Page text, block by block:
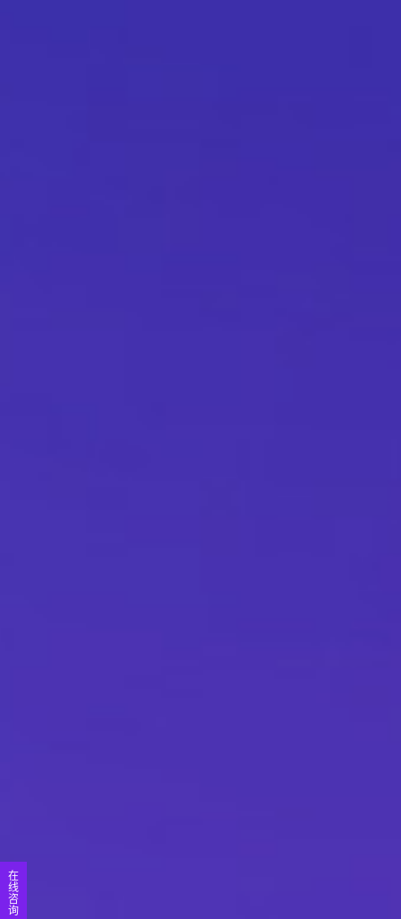
在
线
咨
询